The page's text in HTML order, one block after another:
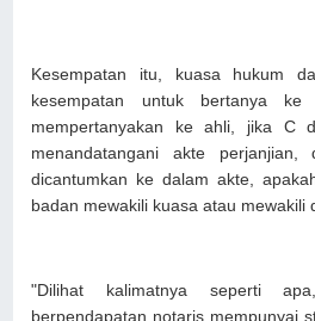
Kesempatan itu, kuasa hukum
kesempatan untuk bertanya
mempertanyakan ke ahli, jika C
menandatangani akte
dicantumkan ke dalam akte,
badan mewakili kuasa atau mewakili
"Dilihat kalimatnya seperti
berpendapatan notaris mempunyai